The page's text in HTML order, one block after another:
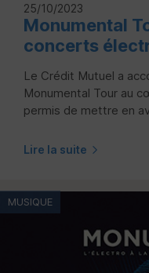
25/10/2023
Monumental
concerts
Le Crédit Mutuel a
Monumental Tour au
permis de mettre en
Lire la suite
MUSIQUE